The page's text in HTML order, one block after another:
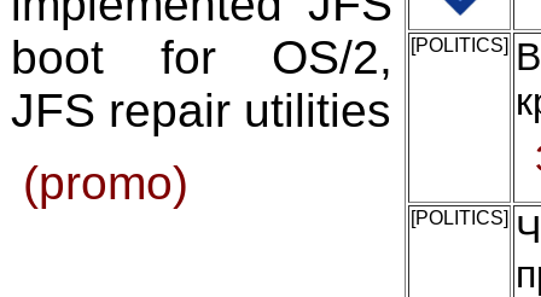
boot for OS/2,
JFS repair utilities
(promo)
[POLITICS]
[POLITICS]